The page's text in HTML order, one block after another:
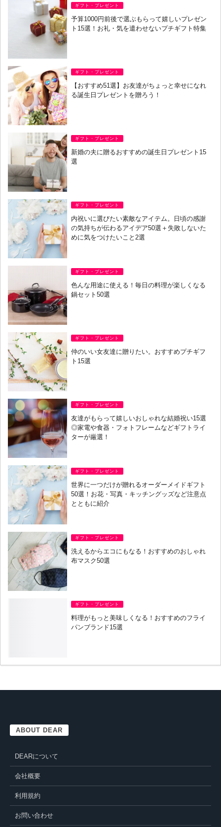
ギフト・プレゼント
予算1000円前後で選ぶもらって嬉しいプレゼン
ト15選！お礼・気を遣わせないプチギフト特集
ギフト・プレゼント
【おすすめ51選】お友達がちょっと幸せになれ
る誕生日プレゼントを贈ろう！
ギフト・プレゼント
新婚の夫に贈るおすすめの誕生日プレゼント15
選
ギフト・プレゼント
内祝いに選びたい素敵なアイテム。日頃の感謝
の気持ちが伝わるアイデア50選＋失敗しないた
めに気をつけたいこと2選
ギフト・プレゼント
色んな用途に使える！毎日の料理が楽しくなる
鍋セット50選
ギフト・プレゼント
仲のいい女友達に贈りたい。おすすめプチギフ
ト15選
ギフト・プレゼント
友達がもらって嬉しいおしゃれな結婚祝い15選
◎家電や食器・フォトフレームなどギフトライ
ターが厳選！
ギフト・プレゼント
世界に一つだけが贈れるオーダーメイドギフト
50選！お花・写真・キッチングッズなど注意点
とともに紹介
ギフト・プレゼント
洗えるからエコにもなる！おすすめのおしゃれ
布マスク50選
ギフト・プレゼント
料理がもっと美味しくなる！おすすめのフライ
パンブランド15選
ABOUT DEAR
DEARについて
会社概要
利用規約
お問い合わせ